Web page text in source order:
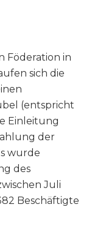
Föderation in
sich die
(entspricht
Einleitung
der
wurde
des
Juli
Beschäftigte